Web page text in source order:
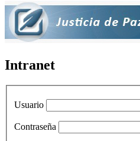
Intranet
Usuario
Contraseña